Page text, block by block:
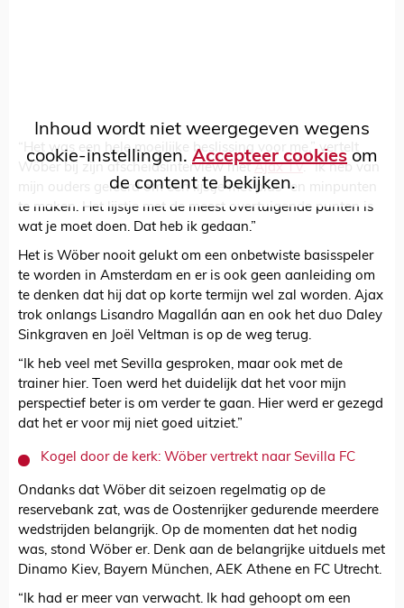
Inhoud wordt niet weergegeven wegens
cookie-instellingen. Accepteer cookiesom
de content te bekijken.
“Het was een hele moeilijke beslissing voor me,” vertelt
Wöber bij zijn afscheidsinterview metAjax TV. “Ik heb van
mijn ouders geleerd om een lijstje met plus- en minpunten
te maken. Het lijstje met de meest overtuigende punten is
wat je moet doen. Dat heb ik gedaan.”
Het is Wöber nooit gelukt om een onbetwiste basisspeler
te worden in Amsterdam en er is ook geen aanleiding om
te denken dat hij dat op korte termijn wel zal worden. Ajax
trok onlangs Lisandro Magallán aan en ook het duo Daley
Sinkgraven en Joël Veltman is op de weg terug.
“Ik heb veel met Sevilla gesproken, maar ook met de
trainer hier. Toen werd het duidelijk dat het voor mijn
perspectief beter is om verder te gaan. Hier werd er gezegd
dat het er voor mij niet goed uitziet.”
Kogel door de kerk: Wöber vertrekt naar Sevilla FC
Ondanks dat Wöber dit seizoen regelmatig op de
reservebank zat, was de Oostenrijker gedurende meerdere
wedstrijden belangrijk. Op de momenten dat het nodig
was, stond Wöber er. Denk aan de belangrijke uitduels met
Dinamo Kiev, Bayern München, AEK Athene en FC Utrecht.
“Ik had er meer van verwacht. Ik had gehoopt om een